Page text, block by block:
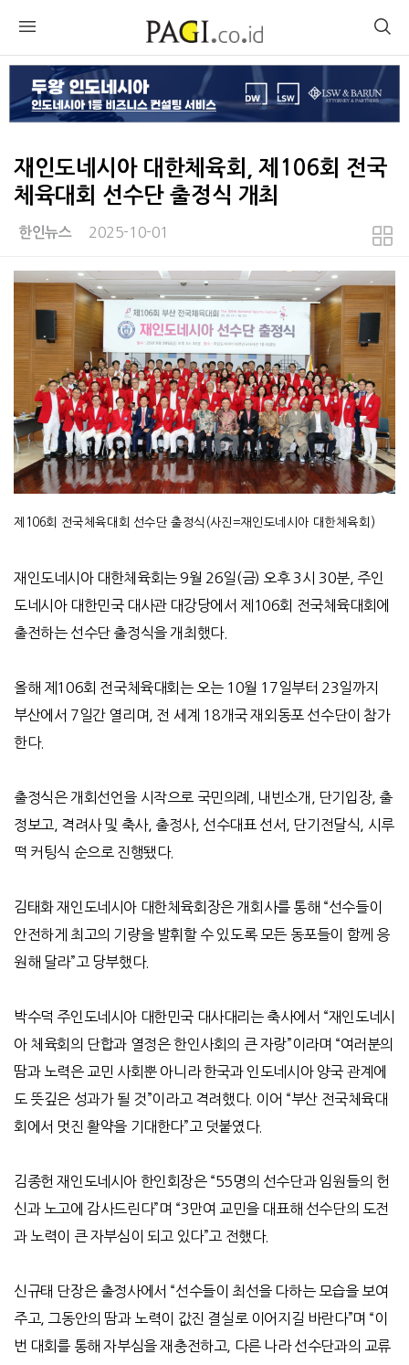
재인도네시아 대한체육회, 제106회 전국
체육대회 선수단 출정식 개최
한인뉴스 2025-10-01
제106회 전국체육대회 선수단 출정식(사진=재인도네시아 대한체육회)
재인도네시아 대한체육회는9월 26일(금) 오후3시 30분, 주인
도네시아 대한민국 대사관 대강당에서 제 106회 전국체육대회에
출전하는 선수단 출정식을 개최했다.
올해 제 106회 전국체육대회는 오는10월 17일부터 23일까지
부산에서 7일간 열리며 , 전 세계 18개국 재외동포 선수단이 참가
한다.
출정식은 개회선언을 시작으로 국민의례 , 내빈소개 , 단기입장, 출
정보고, 격려사 및 축사, 출정사, 선수대표 선서 , 단기전달식, 시루
떡 커팅식 순으로 진행됐다.
김태화 재인도네시아 대한체육회장은 개회사를 통해 “선수들이
안전하게 최고의 기량을 발휘할 수 있도록 모든 동포들이 함께 응
원해 달라”고 당부했다.
박수덕 주인도네시아 대한민국 대사대리는 축사에서 “재인도네시
아 체육회의 단합과 열정은 한인사회의 큰 자랑”이라며 “여러분의
땀과 노력은 교민 사회뿐 아니라 한국과 인도네시아 양국 관계에
도 뜻깊은 성과가 될 것”이라고 격려했다. 이어 “부산 전국체육대
회에서 멋진 활약을 기대한다”고 덧붙였다.
김종헌 재인도네시아 한인회장은“55명의 선수단과 임원들의 헌
신과 노고에 감사드린다”며 “3만여 교민을 대표해 선수단의 도전
과 노력이 큰 자부심이 되고 있다”고 전했다.
신규태 단장은 출정사에서 “선수들이 최선을 다하는 모습을 보여
주고, 그동안의 땀과 노력이 값진 결실로 이어지길 바란다”며 “이
번 대회를 통해 자부심을 재충전하고, 다른 나라 선수단과의 교류